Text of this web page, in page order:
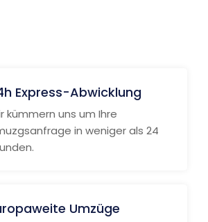
Express-Abwicklung
kümmern uns um Ihre
in weniger als 24
Umzüge